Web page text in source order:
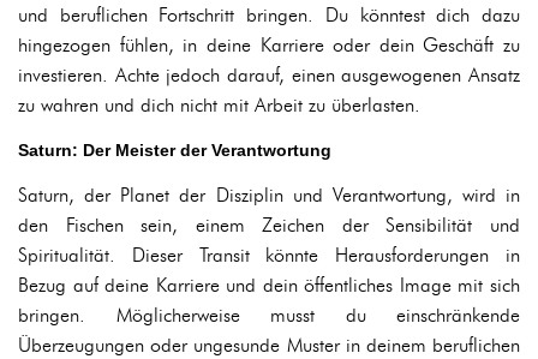
und beruflichen Fortschritt bringen. Du könntest dich dazu
hingezogen fühlen, in deine Karriere oder dein Geschäft zu
investieren. Achte jedoch darauf, einen ausgewogenen Ansatz
zu wahren und dich nicht mit Arbeit zu überlasten.
Saturn: Der Meister der Verantwortung
Saturn, der Planet der Disziplin und Verantwortung, wird in
den Fischen sein, einem Zeichen der Sensibilität und
Spiritualität. Dieser Transit könnte Herausforderungen in
Bezug auf deine Karriere und dein öffentliches Image mit sich
bringen. Möglicherweise musst du einschränkende
Überzeugungen oder ungesunde Muster in deinem beruflichen